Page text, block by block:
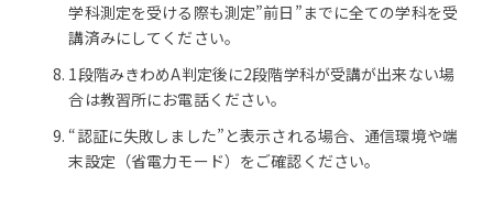
学科測定を受ける際も測定”前日”までに全ての学科を受
講済みにしてください。
1段階みきわめA判定後に2段階学科が受講が出来ない場
合は教習所にお電話ください。
“認証に失敗しました”と表示される場合、通信環境や端
末設定（省電力モード）をご確認ください。